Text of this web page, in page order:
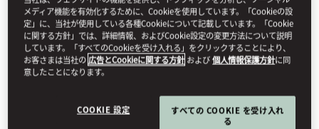
すべて表示 客室 コネクティングルーム＆ファミリール
メディア機能を有効化するために、Cookieを使用しています。「Cookieの設
定」に、当社が使用している各種Cookieについて記載しています。「Cookie
に関する方針」では、詳細情報、およびCookie設定の変更方法について説明
しています。「すべてのCookieを受け入れる」をクリックすることにより、
お客さまは当社の広告とCookieに関する方針 および個人情報保護方針に同
意したことになります。
COOKIE 設定
すべての COOKIE を受け入れ
る